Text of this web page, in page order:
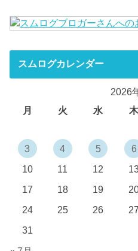
スムログカレンダー
2026
月
火 水
3
4 5 6
10
11 12
17
18 19
24
25 26 27
31